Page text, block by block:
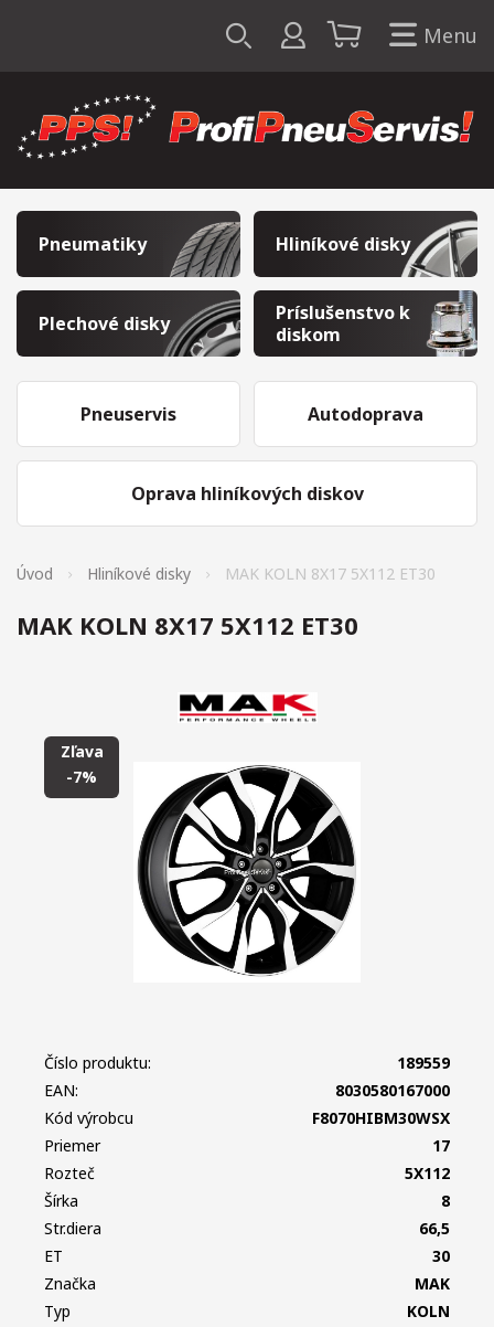
Menu
Pneumatiky Hliníkové disky
Plechové disky
Príslušenstvo k
diskom
Pneuservis
Oprava hliníkových diskov
Autodoprava
Úvod Hliníkové disky MAK KOLN 8X17 5X112 ET30
MAK KOLN 8X17 5X112 ET30
Zľava
-7%
Číslo produktu:
189559
EAN:
8030580167000
Kód výrobcu
F8070HIBM30WSX
Priemer
17
Rozteč
5X112
Šírka
8
Str.diera
66,5
ET
30
Značka
MAK
Typ
KOLN